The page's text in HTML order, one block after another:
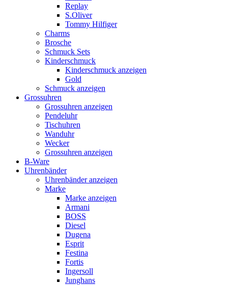
Replay
S.Oliver
Tommy Hilfiger
Charms
Brosche
Schmuck Sets
Kinderschmuck
Kinderschmuck anzeigen
Gold
Schmuck anzeigen
Grossuhren
Grossuhren anzeigen
Pendeluhr
Tischuhren
Wanduhr
Wecker
Grossuhren anzeigen
B-Ware
Uhrenbänder
Uhrenbänder anzeigen
Marke
Marke anzeigen
Armani
BOSS
Diesel
Dugena
Esprit
Festina
Fortis
Ingersoll
Junghans